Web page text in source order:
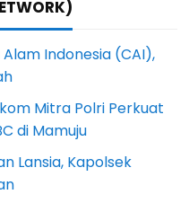
Indonesia (CAI),
Mitra Polri Perkuat
di Mamuju
Lansia, Kapolsek